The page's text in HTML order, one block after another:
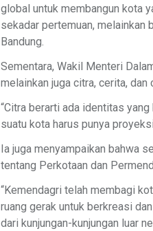
global untuk membangun kota
sekadar pertemuan, melainkan
Bandung.
Sementara, Wakil Menteri
melainkan juga citra, cerita, dan
“Citra berarti ada identitas
suatu kota harus punya
Ia juga menyampaikan bahwa
tentang Perkotaan dan
“Kemendagri telah membagi
ruang gerak untuk berkreasi
dari kunjungan-kunjungan luar